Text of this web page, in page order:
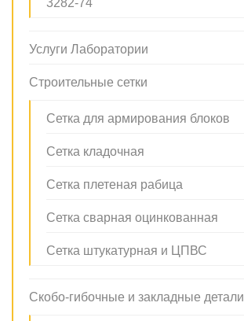
3282-74
Услуги Лаборатории
Строительные сетки
Сетка для армирования блоков
Сетка кладочная
Сетка плетеная рабица
Сетка сварная оцинкованная
Сетка штукатурная и ЦПВС
Скобо-гибочные и закладные детали